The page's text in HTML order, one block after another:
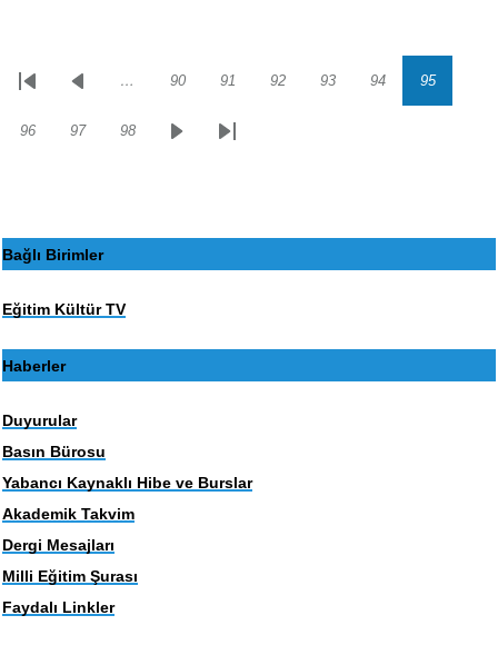
Sayfalama
İlk
Önceki… Sayfa
90 Sayfa
91 Sayfa
92 Sayfa
93 Sayfa
94 Sayfa
95
Sayfa
96 Sayfa
97 Sayfa
98
SonrakiSon
Bağlı Birimler
Eğitim Kültür TV
Haberler
Duyurular
Basın Bürosu
Yabancı Kaynaklı Hibe ve Burslar
Akademik Takvim
Dergi Mesajları
Milli Eğitim Şurası
Faydalı Linkler